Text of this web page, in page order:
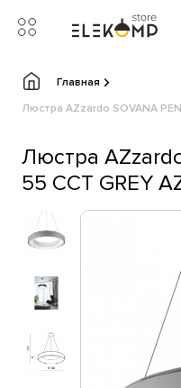
Главная
Люстра AZzardo SOVANA
Люстра
55 CCT GREY